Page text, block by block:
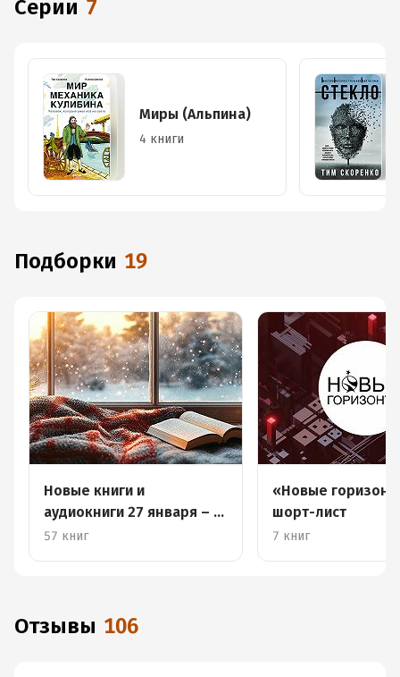
Серии 7
Миры (Альпина)
4 книги
Подборки 19
Новые книги и
аудиокниги 27 января – 2
февраля
57 книг
«Новые
шорт-лист
7 книг
Отзывы 106